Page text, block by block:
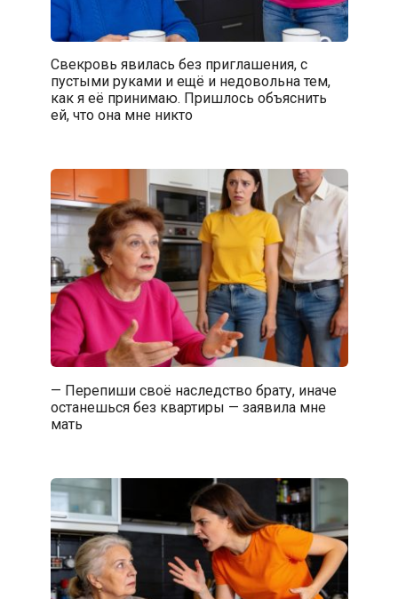
Свекровь явилась без приглашения, с
пустыми руками и ещё и недовольна тем,
как я её принимаю. Пришлось объяснить
ей, что она мне никто
— Перепиши своё наследство брату, иначе
останешься без квартиры — заявила мне
мать